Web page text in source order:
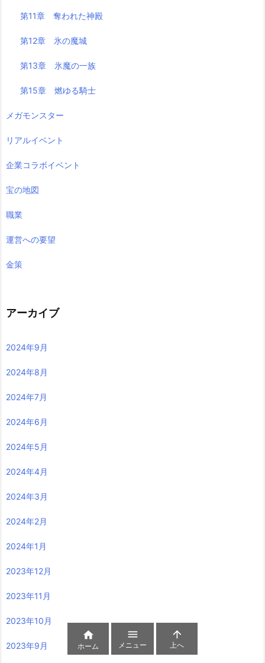
第11章 奪われた神殿
第12章 氷の魔城
第13章 氷魔の一族
第15章 燃ゆる騎士
メガモンスター
リアルイベント
企業コラボイベント
宝の地図
職業
運営への要望
金策
アーカイブ
2024年9月
2024年8月
2024年7月
2024年6月
2024年5月
2024年4月
2024年3月
2024年2月
2024年1月
2023年12月
2023年11月
2023年10月
2023年9月

ホーム

メニュー

上へ